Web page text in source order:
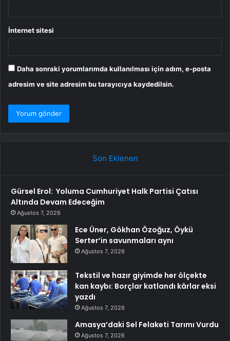
İnternet sitesi
Daha sonraki yorumlarımda kullanılması için adım, e-posta
adresim ve site adresim bu tarayıcıya kaydedilsin.
Son Eklenen
Gürsel Erol: Yoluma Cumhuriyet Halk Partisi Çatısı
Altında Devam Edeceğim
Ağustos 7, 2026
Ece Üner, Gökhan Özoğuz, Öykü
Serter’in savunmaları aynı
Ağustos 7, 2026
Tekstil ve hazır giyimde her ölçekte
kan kaybı: Borçlar katlandı kârlar eksi
yazdı
Ağustos 7, 2026
Amasya’daki Sel Felaketi Tarımı Vurdu
Ağustos 7, 2026